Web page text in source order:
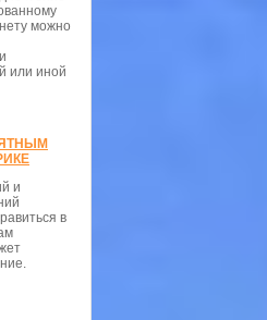
можно
или иной
и
в